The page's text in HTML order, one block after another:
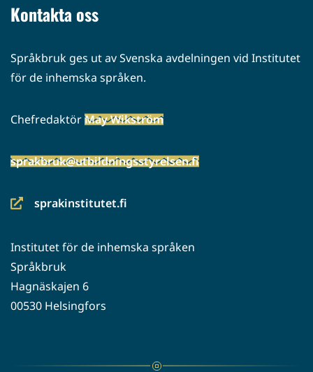
Kontakta oss
Språkbruk ges ut av Svenska avdelningen vid Institutet
för de inhemska språken.
ChefredaktörMay Wikström
sprakbruk@utbildningsstyrelsen.fi
sprakinstitutet.fi
(siirryt
palveluun)
Institutet för de inhemska språken
Språkbruk
Hagnäskajen 6
00530 Helsingfors